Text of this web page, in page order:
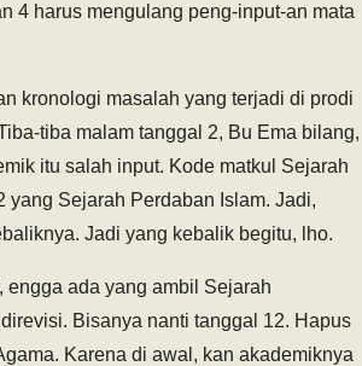
4 harus mengulang peng-input-an mata
kronologi masalah yang terjadi di prodi
tiba malam tanggal 2, Bu Ema bilang,
itu salah input. Kode matkul Sejarah
yang Sejarah Perdaban Islam. Jadi,
Jadi yang kebalik begitu, lho.
engga ada yang ambil Sejarah
Bisanya nanti tanggal 12. Hapus
Karena di awal, kan akademiknya